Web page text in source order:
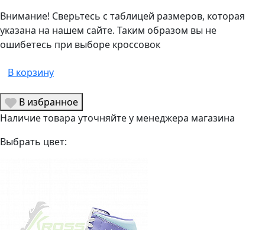
Внимание! Сверьтесь с таблицей размеров, которая
указана на нашем сайте. Таким образом вы не
ошибетесь при выборе кроссовок
В корзину
В избранное
Наличие товара уточняйте у менеджера магазина
Выбрать цвет: